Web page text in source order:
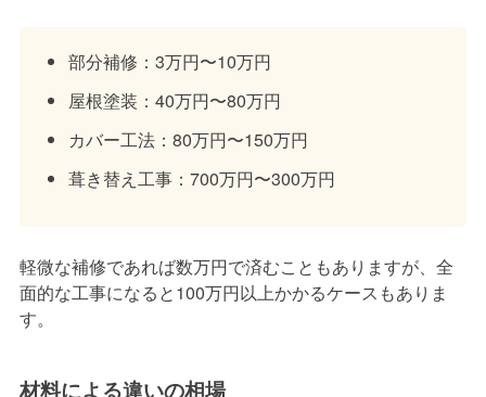
部分補修：3万円〜10万円
屋根塗装：40万円〜80万円
カバー工法：80万円〜150万円
葺き替え工事：700万円〜300万円
軽微な補修であれば数万円で済むこともありますが、全
面的な工事になると100万円以上かかるケースもありま
す。
材料による違いの相場